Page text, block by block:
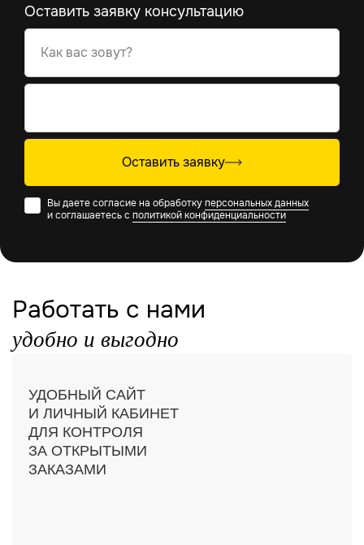
Оставить заявку консультацию
Как вас зовут?
Оставить заявку
Вы даете согласие на обработкуперсональных данных
и соглашаетесь с политикой конфиденциальности
Работать с нами
удобно и выгодно
УДОБНЫЙ САЙТ
И ЛИЧНЫЙ КАБИНЕТ
ДЛЯ КОНТРОЛЯ
ЗА ОТКРЫТЫМИ
ЗАКАЗАМИ